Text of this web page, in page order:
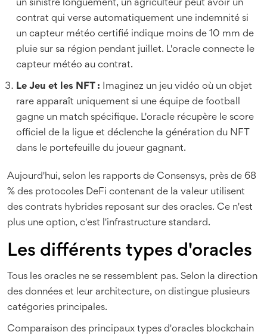
un sinistre longuement, un agriculteur peut avoir un
contrat qui verse automatiquement une indemnité si
un capteur météo certifié indique moins de 10 mm de
pluie sur sa région pendant juillet. L'oracle connecte le
capteur météo au contrat.
Le Jeu et les NFT : Imaginez un jeu vidéo où un objet
rare apparaît uniquement si une équipe de football
gagne un match spécifique. L'oracle récupère le score
officiel de la ligue et déclenche la génération du NFT
dans le portefeuille du joueur gagnant.
Aujourd'hui, selon les rapports de Consensys, près de 68
% des protocoles DeFi contenant de la valeur utilisent
des contrats hybrides reposant sur des oracles. Ce n'est
plus une option, c'est l'infrastructure standard.
Les différents types d'oracles
Tous les oracles ne se ressemblent pas. Selon la direction
des données et leur architecture, on distingue plusieurs
catégories principales.
Comparaison des principaux types d'oracles blockchain